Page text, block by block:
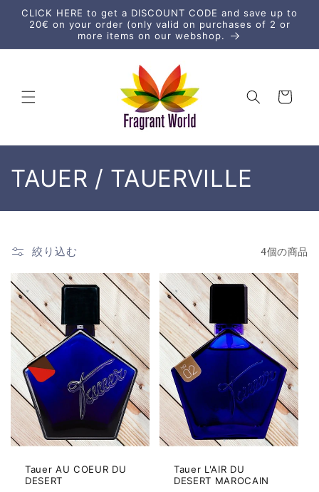
ンツに
進む
CLICK HERE to get a DISCOUNT CODE and save up to
20€ on your order (only valid on purchases of 2 or
more items on our webshop.
ー
コ
レ
シ
ョ
ン
:
TAUER / TAUERVILLE
絞り込む 4個の商品
Tauer AU COEUR DU
DESERT
Tauer L'AIR DU
DESERT MAROCAIN